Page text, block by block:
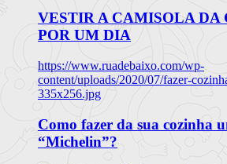
VESTIR A CAMISOLA DA
POR UM DIA
https://www.ruadebaixo.com/wp-
content/uploads/2020/07/fazer-
335x256.jpg
Como fazer da sua cozinha
“Michelin”?